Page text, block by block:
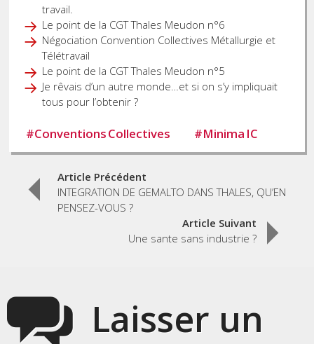
travail.
Le point de la CGT Thales Meudon n°6
Négociation Convention Collectives Métallurgie et
Télétravail
Le point de la CGT Thales Meudon n°5
Je rêvais d’un autre monde…et si on s’y impliquait
tous pour l’obtenir ?
#Conventions Collectives #Minima IC
Post
navigation
Article Précédent
INTEGRATION DE GEMALTO DANS THALES, QU’EN
PENSEZ-VOUS ?
Article Suivant
Une sante sans industrie ?
Laisser un